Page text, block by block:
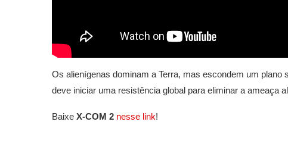
Os alienígenas dominam a Terra, mas escondem um
deve iniciar uma resistência global para eliminar a ameaça
Baixe X-COM 2 nesse link!